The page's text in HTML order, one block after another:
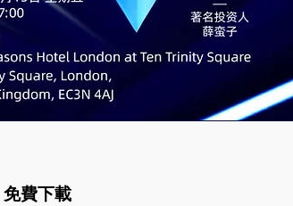
免費下載